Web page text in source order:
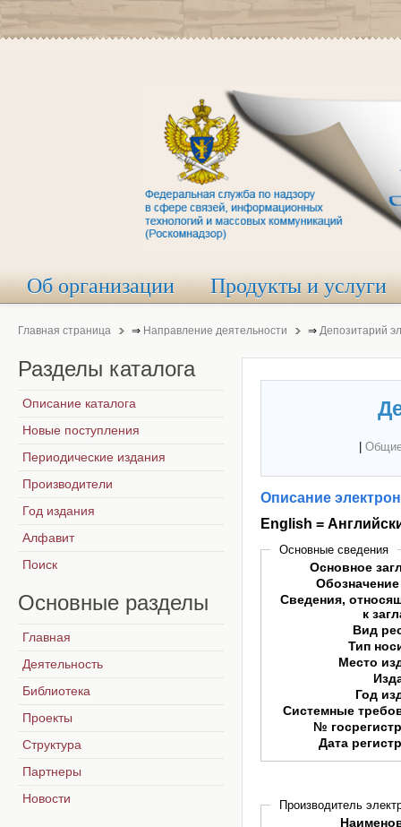
Об организации Продукты и услуги
Главная страница ⇒ Направление деятельности ⇒ Депозитарий
Описание
English =
Основные сведения
Основное
Сведения,
к
Вид
Тип
Место
Год
Системные
№
Дата
Производитель
Разделы каталога
Описание каталога
Новые поступления
Периодические издания
Производители
Год издания
Алфавит
Поиск
Основные разделы
Главная
Деятельность
Библиотека
Проекты
Структура
Партнеры
Новости